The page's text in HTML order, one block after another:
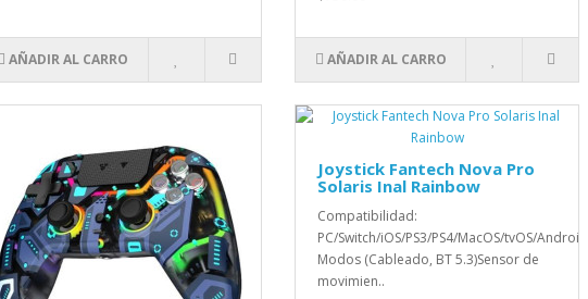
AÑADIR AL CARRO AÑADIR AL CARRO
Joystick Fantech Nova Pro
Solaris Inal Rainbow
Compatibilidad:
PC/Switch/iOS/PS3/PS4/MacOS/tvOS/Android2
Modos (Cableado, BT 5.3)Sensor de
movimien..